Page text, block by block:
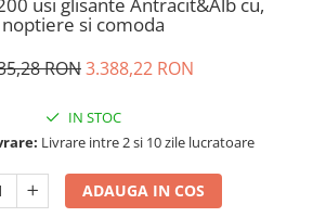
noptiere si comoda
RON3.388,22 RON
IN STOC
Livrare intre 2 si 10 zile lucratoare
ADAUGA IN COS